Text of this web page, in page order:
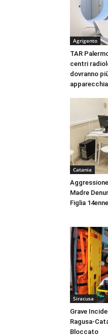
Agrigento
TAR
centri
dovranno
Catania
Madre
Figlia 14enne
Siracusa
Grave
Ragusa-
Bloccato